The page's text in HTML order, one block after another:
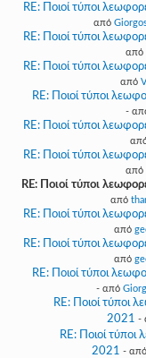
RE: Ποιοί τύποι
από
RE: Ποιοί τύποι
από
RE: Ποιοί τύποι
από
RE: Ποιοί τύποι
-
RE: Ποιοί τύποι
RE: Ποιοί τύποι
από
RE: Ποιοί τύποι
από
RE: Ποιοί τύποι
από
RE: Ποιοί τύποι
από
RE: Ποιοί τύποι
- από
RE: Ποιοί τύποι
2021 -
RE: Ποιοί
2021 - από